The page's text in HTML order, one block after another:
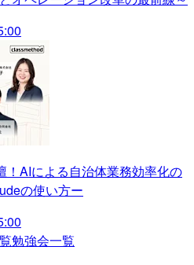
！AIによる自治体業務効率化の
の使い方ー
勉強会一覧